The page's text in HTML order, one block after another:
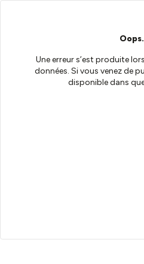
Une erreur s’est produite
données. Si vous venez de
disponible dans